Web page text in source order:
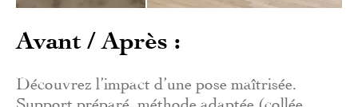
Avant / Après :
Découvrez l’impact d’une pose maîtrisée.
Support préparé, méthode adaptée (collée,